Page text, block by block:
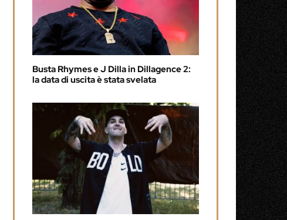
Busta Rhymes e J Dilla in Dillagence 2:
la data di uscita è stata svelata